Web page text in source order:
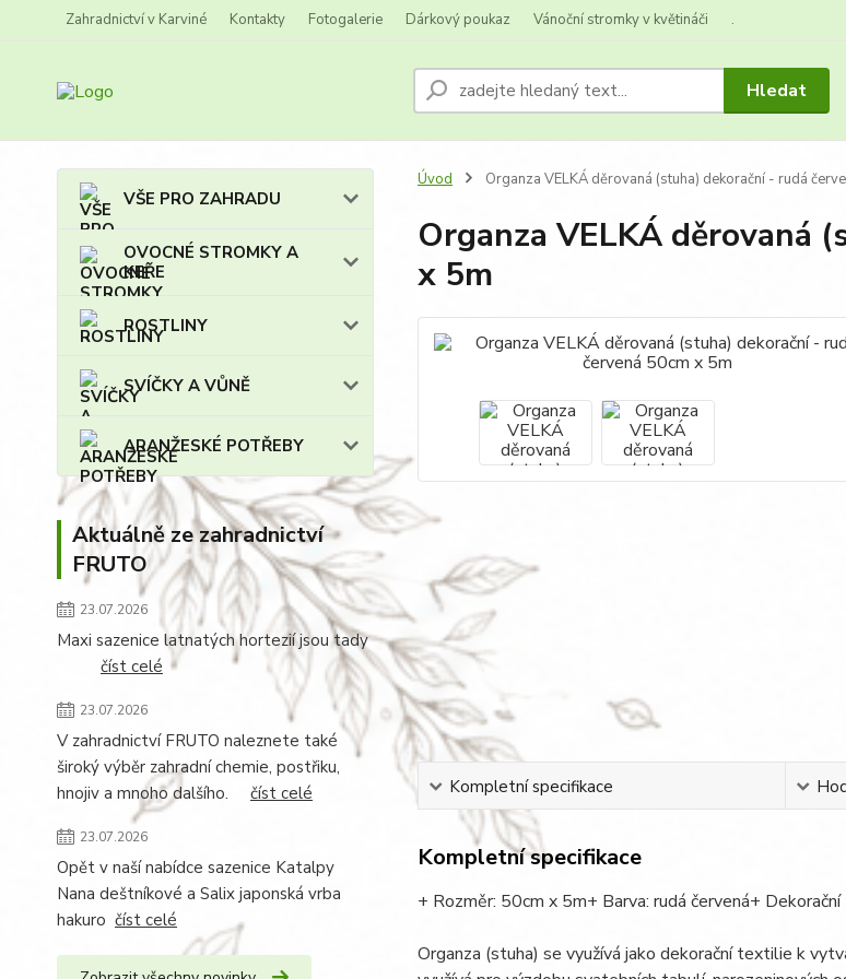
Zahradnictví v Karviné Kontakty Fotogalerie Dárkový poukaz Vánoční stromky v květináči .
Hledat
VŠE PRO ZAHRADU
OVOCNÉ STROMKY A
KEŘE
ROSTLINY
SVÍČKY A VŮNĚ
ARANŽESKÉ POTŘEBY
Aktuálně ze zahradnictví
FRUTO
23.07.2026
Maxi sazenice latnatých hortezií jsou tady
číst celé
23.07.2026
V zahradnictví FRUTO naleznete také
široký výběr zahradní chemie, postřiku,
hnojiv a mnoho dalšího. číst celé
23.07.2026
Opět v naší nabídce sazenice Katalpy
Nana deštníkové a Salix japonská vrba
hakuro číst celé
Úvod Organza VELKÁ děrovaná (stuha) dekorační - rudá
Organza VELKÁ děrovaná
x 5m
Kompletní specifikace
Kompletní specifikace
+ Rozměr: 50cm x 5m+ Barva: rudá červená+
Organza (stuha) se využívá jako dekorační textilie k